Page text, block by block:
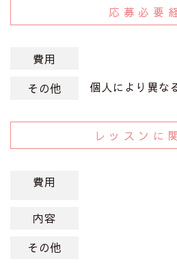
応募必要
費用
その他
個人により異な
レッスンに
費用
内容
その他